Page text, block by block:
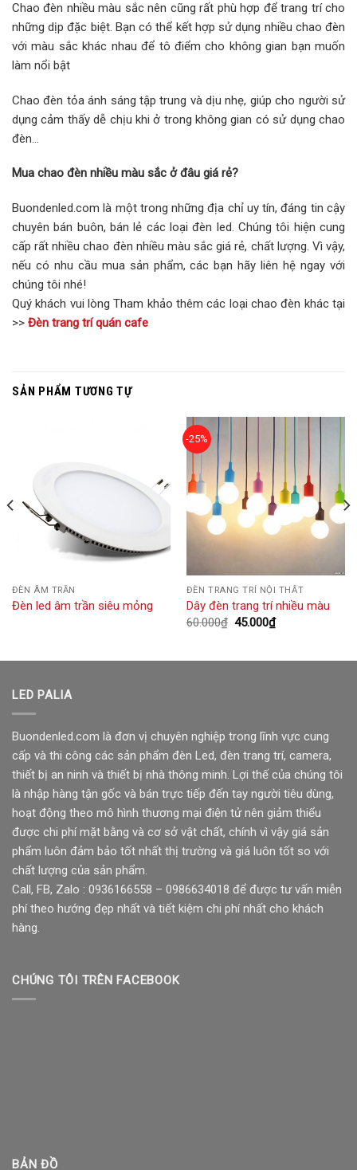
Chao đèn nhiều màu sắc nên cũng rất phù hợp để trang trí cho
những dịp đặc biệt. Bạn có thể kết hợp sử dụng nhiều chao đèn
với màu sắc khác nhau để tô điểm cho không gian bạn muốn
làm nổi bật
Chao đèn tỏa ánh sáng tập trung và dịu nhẹ, giúp cho người sử
dụng cảm thấy dễ chịu khi ở trong không gian có sử dụng chao
đèn…
Mua chao đèn nhiều màu sắc ở đâu giá rẻ?
Buondenled.com là một trong những địa chỉ uy tín, đáng tin cậy
chuyên bán buôn, bán lẻ các loại đèn led. Chúng tôi hiện cung
cấp rất nhiều chao đèn nhiều màu sắc giá rẻ, chất lượng. Vì vậy,
nếu có nhu cầu mua sản phẩm, các bạn hãy liên hệ ngay với
chúng tôi nhé!
Quý khách vui lòng Tham khảo thêm các loại chao đèn khác tại
>> Đèn trang trí quán cafe
SẢN PHẨM TƯƠNG TỰ
ĐÈN ÂM TRẦN
Đèn led âm trần siêu mỏng
-25%
ĐÈN TRANG TRÍ NỘI THẤT
Dây đèn trang trí nhiều màu
60.000₫ Giá
60.000₫.
45.000₫Giá
hiện
là:
LED PALIA
Buondenled.com là đơn vị chuyên nghiệp trong lĩnh vực cung
cấp và thi công các sản phẩm đèn Led, đèn trang trí, camera,
thiết bị an ninh và thiết bị nhà thông minh. Lợi thế của chúng tôi
là nhập hàng tận gốc và bán trực tiếp đến tay người tiêu dùng,
hoạt động theo mô hình thương mại điện tử nên giảm thiểu
được chi phí mặt bằng và cơ sở vật chất, chính vì vậy giá sản
phẩm luôn đảm bảo tốt nhất thị trường và giá luôn tốt so với
chất lượng của sản phẩm.
Call, FB, Zalo : 0936166558 – 0986634018 để được tư vấn miễn
phí theo hướng đẹp nhất và tiết kiệm chi phí nhất cho khách
hàng.
CHÚNG TÔI TRÊN FACEBOOK
BẢN ĐỒ